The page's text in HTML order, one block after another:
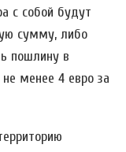
с собой будут
сумму, либо
пошлину в
менее 4 евро за